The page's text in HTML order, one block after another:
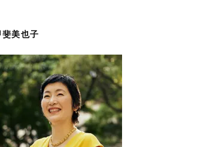
美也子